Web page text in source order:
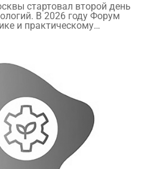
стартовал второй день
В 2026 году Форум
и практическому